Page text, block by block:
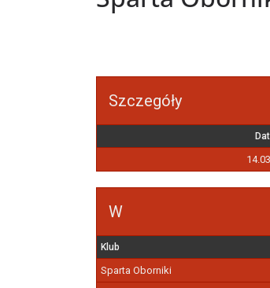
Szczegóły
W
Klub
Sparta Oborniki